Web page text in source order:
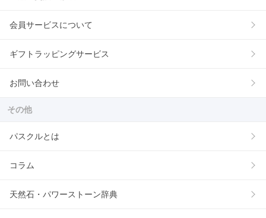
会員サービスについて
ギフトラッピングサービス
お問い合わせ
その他
パスクルとは
コラム
天然石・パワーストーン辞典